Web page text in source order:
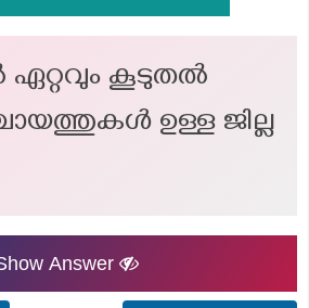
ഏറ്റവും കൂടുതൽ
ഉള്ള ജില്ല
Answer